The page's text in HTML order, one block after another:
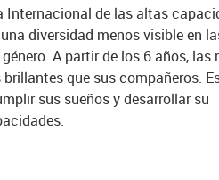
Internacional de las altas
diversidad menos visible en
A partir de los 6 años, las
que sus compañeros.
sus sueños y desarrollar su